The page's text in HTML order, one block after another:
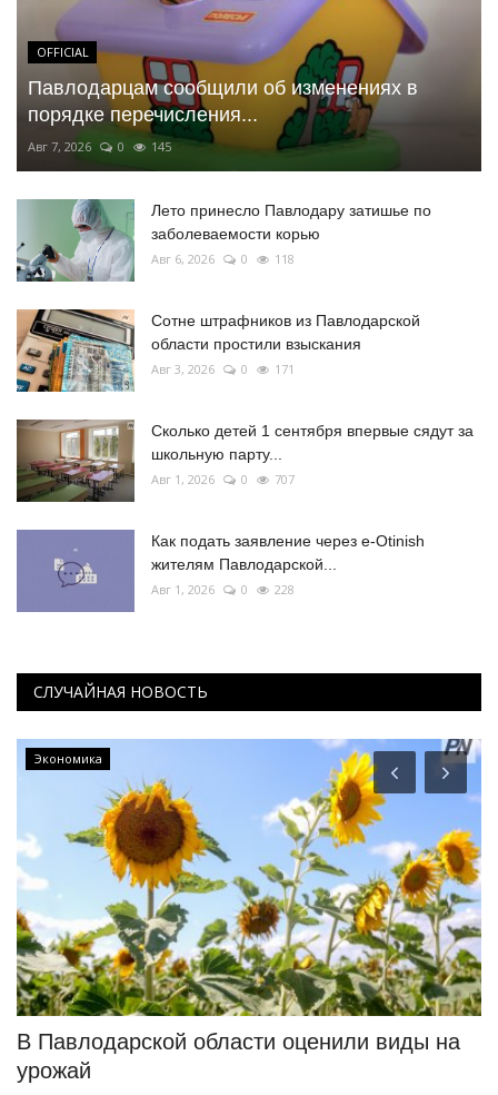
OFFICIAL
Павлодарцам сообщили об изменениях в
порядке перечисления...
Авг 7, 2026 0 145
Лето принесло Павлодару затишье по
заболеваемости корью
Авг 6, 2026 0 118
Сотне штрафников из Павлодарской
области простили взыскания
Авг 3, 2026 0 171
Сколько детей 1 сентября впервые сядут за
школьную парту...
Авг 1, 2026 0 707
Как подать заявление через e-Otinish
жителям Павлодарской...
Авг 1, 2026 0 228
СЛУЧАЙНАЯ НОВОСТЬ
Экономика
В Павлодарской области оценили виды на
урожай